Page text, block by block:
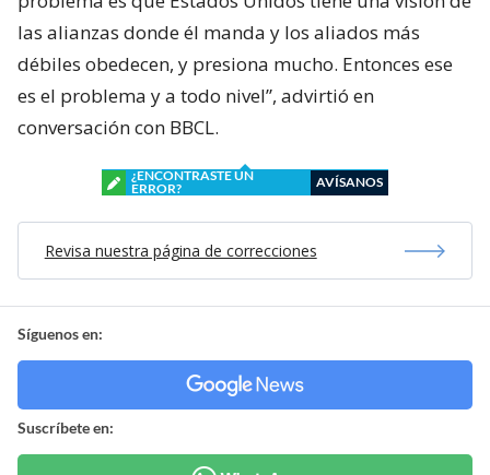
las alianzas donde él manda y los aliados más
débiles obedecen, y presiona mucho. Entonces ese
es el problema y a todo nivel”, advirtió en
conversación con BBCL.
¿ENCONTRASTE UN
ERROR?
AVÍSANOS
Revisa nuestra página de correcciones
Síguenos en:
Suscríbete en: